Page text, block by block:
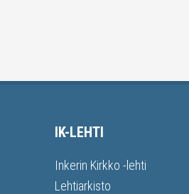
IK-LEHTI
Inkerin Kirkko -lehti
Lehtiarkisto